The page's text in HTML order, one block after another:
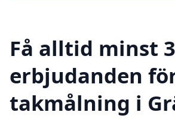
Få alltid minst 3
erbjudanden
takmålning i